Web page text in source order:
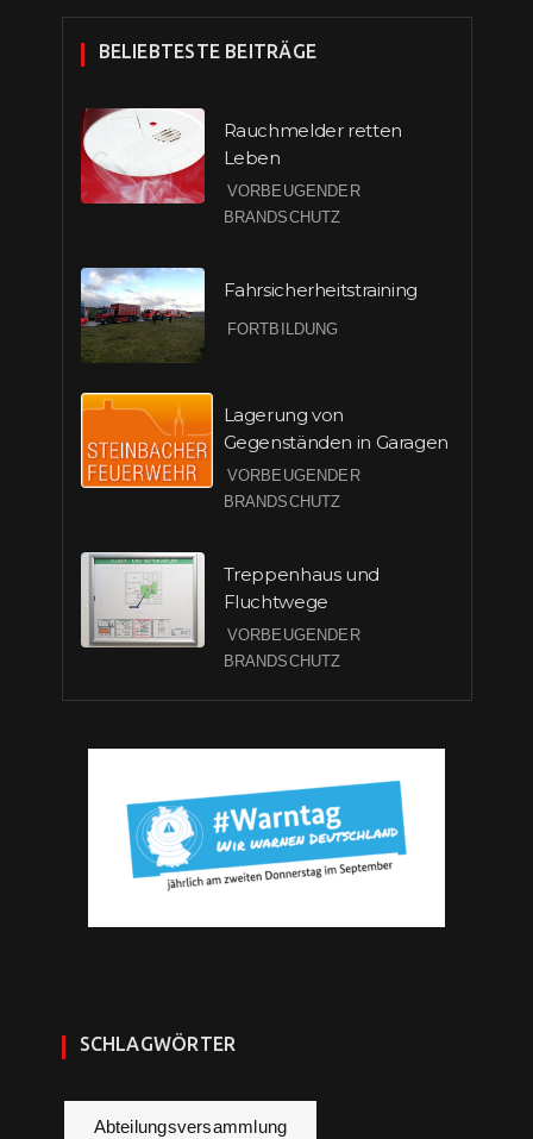
BELIEBTESTE BEITRÄGE
Rauchmelder retten
Leben
VORBEUGENDER
BRANDSCHUTZ
Fahrsicherheitstraining
FORTBILDUNG
Lagerung von
Gegenständen in Garagen
VORBEUGENDER
BRANDSCHUTZ
Treppenhaus und
Fluchtwege
VORBEUGENDER
BRANDSCHUTZ
SCHLAGWÖRTER
Abteilungsversammlung